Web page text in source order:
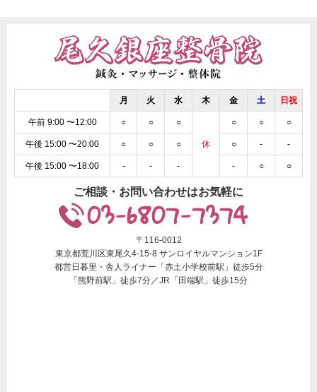
月 火 水 木 金 土 日祝
午前 9:00 〜12:00 ○ ○ ○
休
○ ○ ○
午後 15:00 〜20:00 ○ ○ ○ ○ - -
午後 15:00 〜18:00 - - - - ○ ○
ご相談・お問い合わせはお気軽に
03-6807-7374
〒116-0012
東京都荒川区東尾久4-15-8 サンロイヤルマンション1F
都営日暮里・舎人ライナー「赤土小学校前駅」徒歩5分
「熊野前駅」徒歩7分／JR「田端駅」徒歩15分